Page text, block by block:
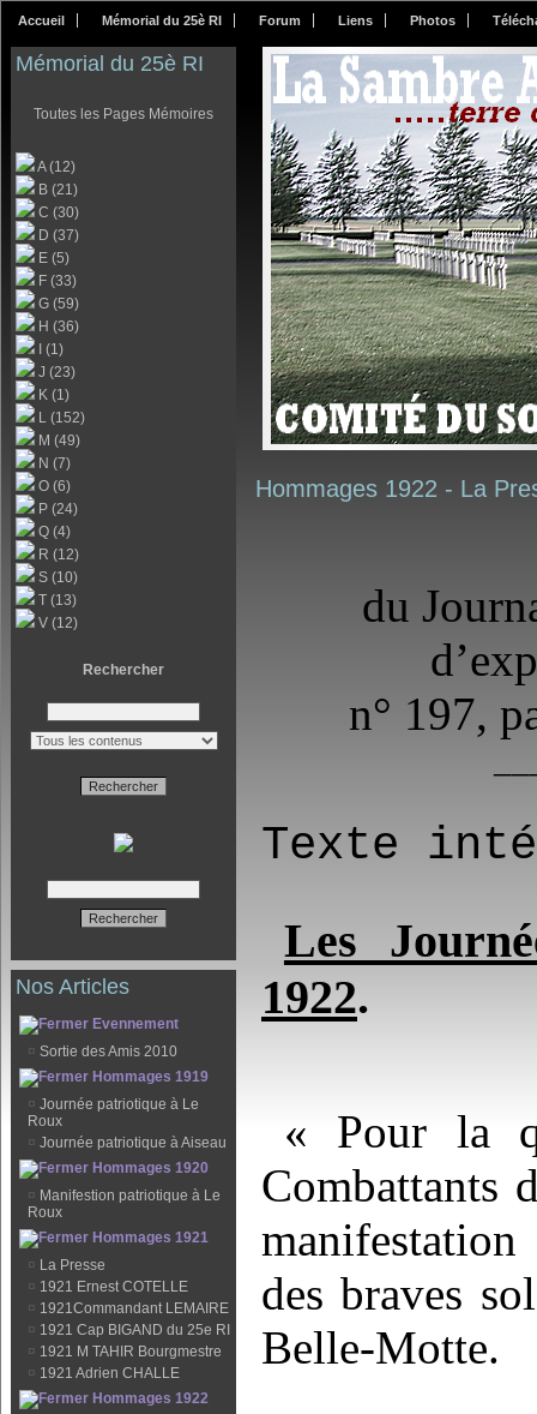
Accueil Mémorial du 25è RI Forum Liens Photos
Mémorial du 25è RI
Toutes les Pages Mémoires
A (12)
B (21)
C (30)
D (37)
E (5)
F (33)
G (59)
H (36)
I (1)
J (23)
K (1)
L (152)
M (49)
N (7)
O (6)
P (24)
Q (4)
R (12)
S (10)
T (13)
V (12)
Rechercher
Nos Articles
Evennement
¤ Sortie des Amis 2010
Hommages 1919
¤ Journée patriotique à Le
Roux
¤ Journée patriotique à Aiseau
Hommages 1920
¤ Manifestion patriotique à Le
Roux
Hommages 1921
¤ La Presse
¤ 1921 Ernest COTELLE
¤ 1921Commandant LEMAIRE
¤ 1921 Cap BIGAND du 25e RI
¤ 1921 M TAHIR Bourgmestre
¤ 1921 Adrien CHALLE
Hommages 1922
Hommages 1922 - La
du
n° 197,
Texte
Les
1922.
« Pour la
Combattants
des braves
Belle-Motte.